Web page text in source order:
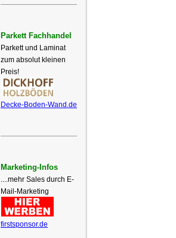
Parkett Fachhandel
Parkett und Laminat
zum absolut kleinen
Preis!
Decke-Boden-Wand.de
Marketing-Infos
....mehr Sales durch E-
Mail-Marketing
firstsponsor.de